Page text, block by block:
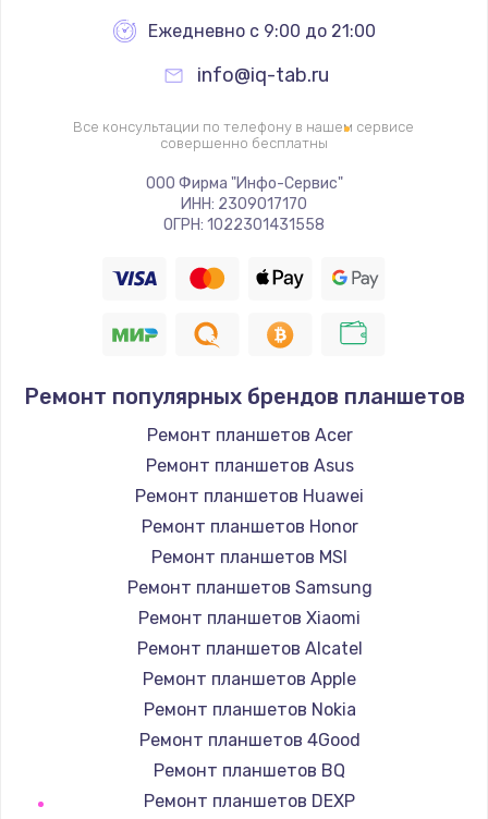
Заказать
Настройка программного обеспечения
Заказать
Прошивка устройства (с сохранением данных)
3300 руб.
Заказать
Прошивка устройства (без сохранения данных)
550 руб.
Заказать
Замена лотка Flash
750 руб.
Замена лотка SIM
790 руб.
Замена северного моста
2300 руб.
Восстановление данных
Ежедневно с 9:00 до 21:00
info@iq-tab.ru
Все консультации по телефону в нашем сервисе
совершенно бесплатны
ООО Фирма "Инфо-Сервис"
ИНН: 2309017170
ОГРН: 1022301431558
Ремонт популярных брендов планшетов
Ремонт планшетов Acer
Ремонт планшетов Asus
Ремонт планшетов Huawei
Ремонт планшетов Honor
Ремонт планшетов MSI
Ремонт планшетов Samsung
Ремонт планшетов Xiaomi
Ремонт планшетов Alcatel
Ремонт планшетов Apple
Ремонт планшетов Nokia
Ремонт планшетов 4Good
Ремонт планшетов BQ
Ремонт планшетов DEXP